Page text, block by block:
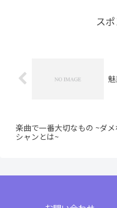
ス
楽曲で一番大切なもの ~ダ
シャンとは~